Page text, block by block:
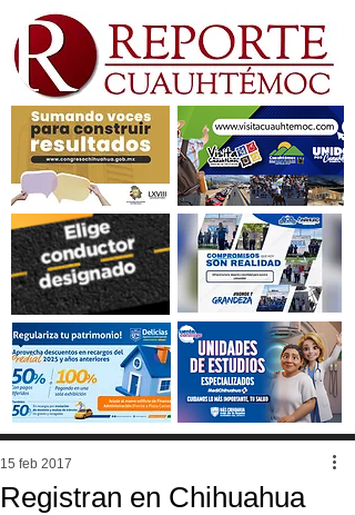
Registran en Chihuahua
15 feb 2017